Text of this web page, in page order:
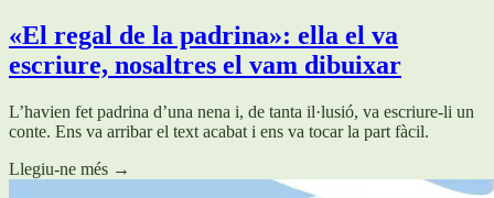
«El regal de la padrina»: ella el va
escriure, nosaltres el vam dibuixar
L’havien fet padrina d’una nena i, de tanta il·lusió, va escriure-li un
conte. Ens va arribar el text acabat i ens va tocar la part fàcil.
Llegiu-ne més →